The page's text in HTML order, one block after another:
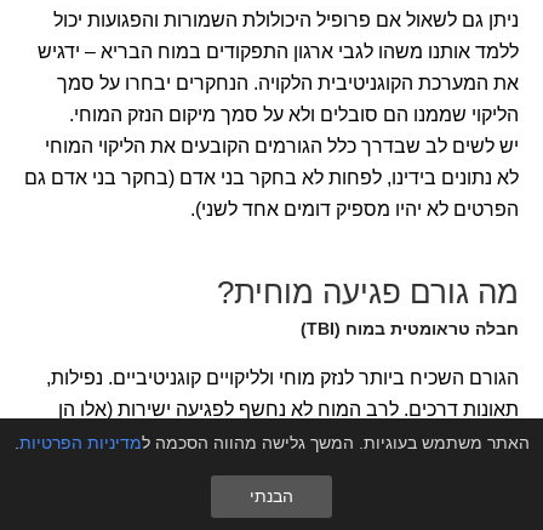
ניתן גם לשאול אם פרופיל היכולולת השמורות והפגועות יכול
ללמד אותנו משהו לגבי ארגון התפקודים במוח הבריא – ידגיש
את המערכת הקוגניטיבית הלקויה. הנחקרים יבחרו על סמך
הליקוי שממנו הם סובלים ולא על סמך מיקום הנזק המוחי.
יש לשים לב שבדרך כלל הגורמים הקובעים את הליקוי המוחי
לא נתונים בידינו, לפחות לא בחקר בני אדם (בחקר בני אדם גם
הפרטים לא יהיו מספיק דומים אחד לשני).
מה גורם פגיעה מוחית?
חבלה טראומטית במוח (TBI)
הגורם השכיח ביותר לנזק מוחי ולליקויים קוגניטיביים. נפילות,
תאונות דרכים. לרב המוח לא נחשף לפגיעה ישירות (אלו הן
חבלות יבשות), המוח נהדף מהתנופה שנוצרת ונחבל
מהגולגולת עצמה ← קרעים בכלי דם, שטפי דם, קרעים בסיבי
העצב, מוות תאים, הרחבת חדרי המוח, בצקות. זוהי בדרך כלל
האתר משתמש בעוגיות. המשך גלישה מהווה הסכמה למדיניות הפרטיות
הבנתי